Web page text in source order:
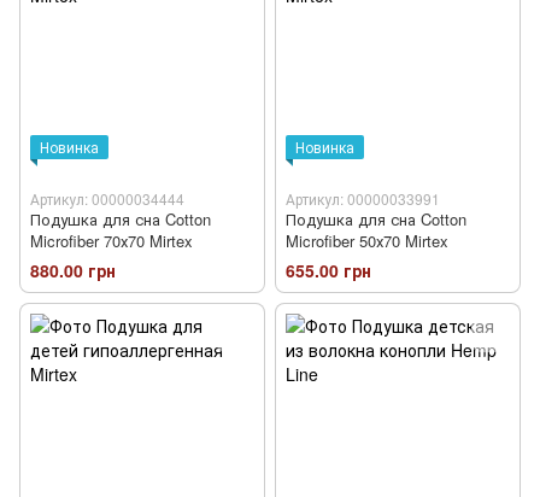
Новинка
Артикул: 00000034444
Подушка для сна Cotton
Microfiber 70х70 Mirtex
880.00 грн
Новинка
Артикул: 00000033991
Подушка для сна Cotton
Microfiber 50х70 Mirtex
655.00 грн